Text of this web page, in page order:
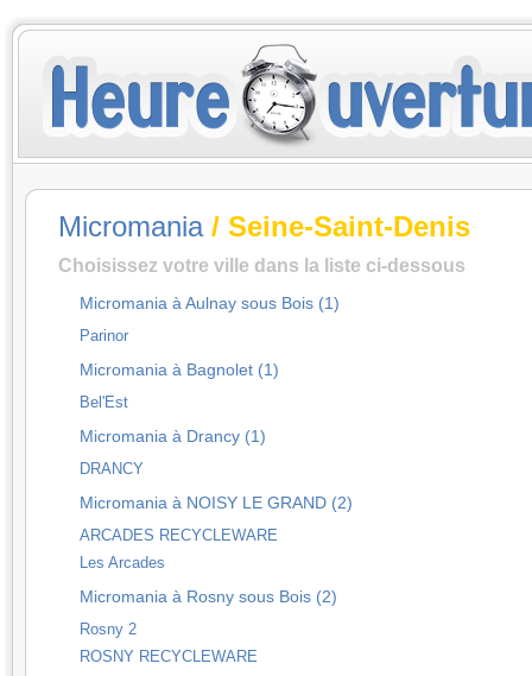
Micromania/ Seine-Saint-Denis
Choisissez votre ville dans la liste ci-dessous
Micromania à Aulnay sous Bois (1)
Parinor
Micromania à Bagnolet (1)
Bel'Est
Micromania à Drancy (1)
DRANCY
Micromania à NOISY LE GRAND (2)
ARCADES RECYCLEWARE
Les Arcades
Micromania à Rosny sous Bois (2)
Rosny 2
ROSNY RECYCLEWARE